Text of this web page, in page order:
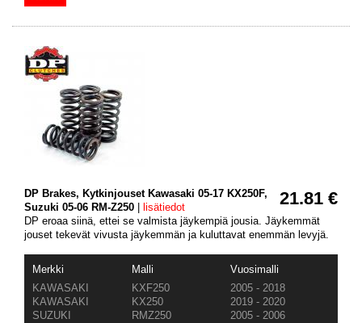
21.81 €
DP Brakes, Kytkinjouset Kawasaki 05-17 KX250F,
Suzuki 05-06 RM-Z250
lisätiedot
DP eroaa siinä, ettei se valmista jäykempiä jousia. Jäykemmät
jouset tekevät vivusta jäykemmän ja kuluttavat enemmän levyjä.
Merkki Malli
Vuosimalli
KAWASAKI
KXF250
2005 - 2018
KAWASAKI
KX250
2019 - 2020
SUZUKI
RMZ250 2005 - 2006